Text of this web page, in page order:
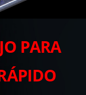
PARA